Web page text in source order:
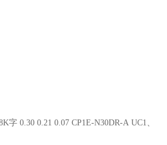
字 0.30 0.21 0.07 CP1E-N30DR-A UC1、